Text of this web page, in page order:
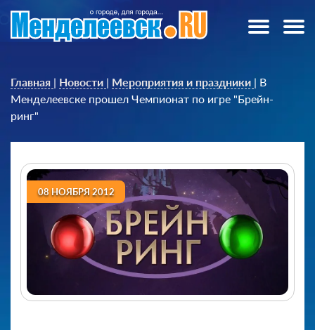
Главная | Новости | Мероприятия и праздники | В
Менделеевске прошел Чемпионат по игре "Брейн-
ринг"
08 НОЯБРЯ 2012